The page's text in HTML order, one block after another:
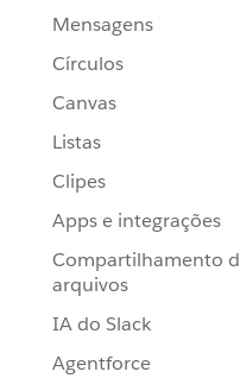
Mensagens
Círculos
Canvas
Listas
Clipes
Apps e integrações
Compartilhamento
arquivos
IA do Slack
Agentforce